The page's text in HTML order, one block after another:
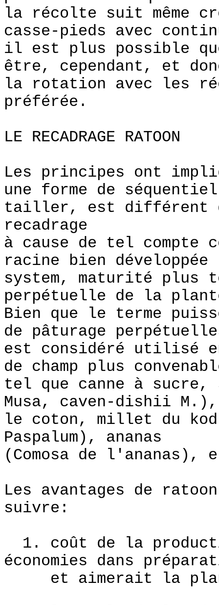
la récolte suit même
casse-pieds avec
il est plus possible
être, cependant, et
la rotation avec les
préférée.
LE RECADRAGE RATOON
Les principes ont
une forme de séquentiel
tailler, est différent
recadrage
à cause de tel compte
racine bien développée
system, maturité
perpétuelle de la
Bien que le terme
de pâturage
est considéré utilisé
de champ plus
tel que canne à sucre,
Musa, caven-dishii M.),
le coton, millet du
Paspalum), ananas
(Comosa de
Les avantages de
suivre:
1. coût de la
économies dans
et aimerait la